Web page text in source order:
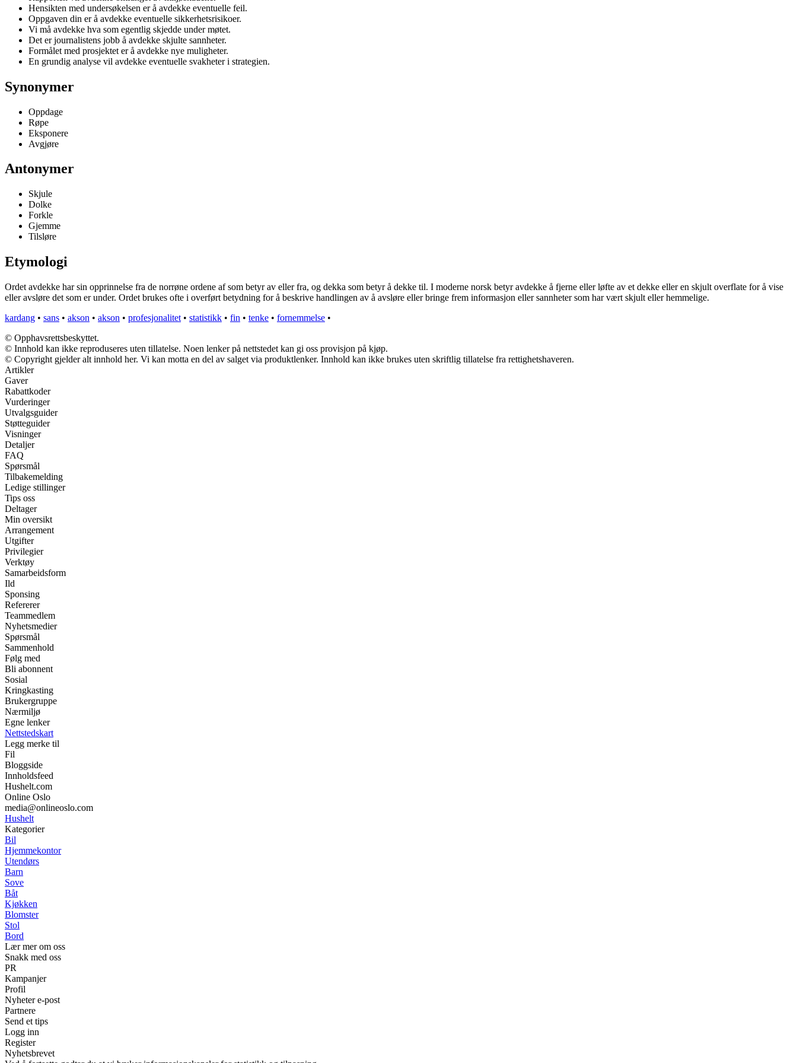
Hensikten med undersøkelsen er å avdekke eventuelle feil.
Oppgaven din er å avdekke eventuelle sikkerhetsrisikoer.
Vi må avdekke hva som egentlig skjedde under møtet.
Det er journalistens jobb å avdekke skjulte sannheter.
Formålet med prosjektet er å avdekke nye muligheter.
En grundig analyse vil avdekke eventuelle svakheter i strategien.
Synonymer
Oppdage
Røpe
Eksponere
Avgjøre
Antonymer
Skjule
Dolke
Forkle
Gjemme
Tilsløre
Etymologi
Ordet avdekke har sin opprinnelse fra de norrøne ordene af som betyr av eller fra, og dekka som betyr å dekke til. I moderne norsk betyr avdekke å fjerne eller løfte av et dekke eller en skjult overflate for å vise
eller avsløre det som er under. Ordet brukes ofte i overført betydning for å beskrive handlingen av å avsløre eller bringe frem informasjon eller sannheter som har vært skjult eller hemmelige.
kardang • sans • akson • akson • profesjonalitet • statistikk • fin • tenke • fornemmelse •
© Opphavsrettsbeskyttet.
© Innhold kan ikke reproduseres uten tillatelse. Noen lenker på nettstedet kan gi oss provisjon på kjøp.
© Copyright gjelder alt innhold her. Vi kan motta en del av salget via produktlenker. Innhold kan ikke brukes uten skriftlig tillatelse fra rettighetshaveren.
Artikler
Gaver
Rabattkoder
Vurderinger
Utvalgsguider
Støtteguider
Visninger
Detaljer
FAQ
Spørsmål
Tilbakemelding
Ledige stillinger
Tips oss
Deltager
Min oversikt
Arrangement
Utgifter
Privilegier
Verktøy
Samarbeidsform
Ild
Sponsing
Refererer
Teammedlem
Nyhetsmedier
Spørsmål
Sammenhold
Følg med
Bli abonnent
Sosial
Kringkasting
Brukergruppe
Nærmiljø
Egne lenker
Nettstedskart
Legg merke til
Fil
Bloggside
Innholdsfeed
Hushelt.com
Online Oslo
media@onlineoslo.com
Hushelt
Kategorier
Bil
Hjemmekontor
Utendørs
Barn
Sove
Båt
Kjøkken
Blomster
Stol
Bord
Lær mer om oss
Snakk med oss
PR
Kampanjer
Profil
Nyheter e-post
Partnere
Send et tips
Logg inn
Register
Nyhetsbrevet